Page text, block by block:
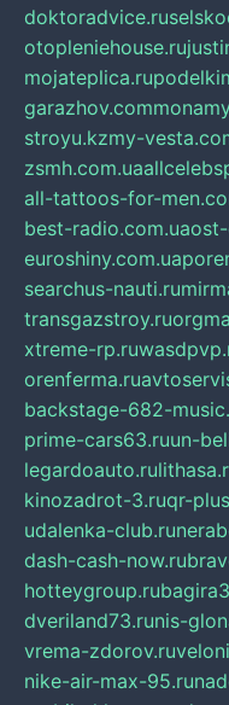
doktoradvice.ru
otopleniehouse.ru
mojateplica.ru
garazhov.com
stroyu.kzmy-
zsmh.com.ua
all-tattoos-for-
best-radio.com.ua
euroshiny.com.ua
searchus-nauti.ru
transgazstroy.ru
xtreme-rp.ru
orenferma.ru
backstage-682-
prime-cars63.ruun-
legardoauto.ru
kinozadrot-3.ruqr-
udalenka-club.ru
dash-cash-now.ru
hotteygroup.ru
dveriland73.runis-
vrema-zdorov.ru
nike-air-max-95.ru